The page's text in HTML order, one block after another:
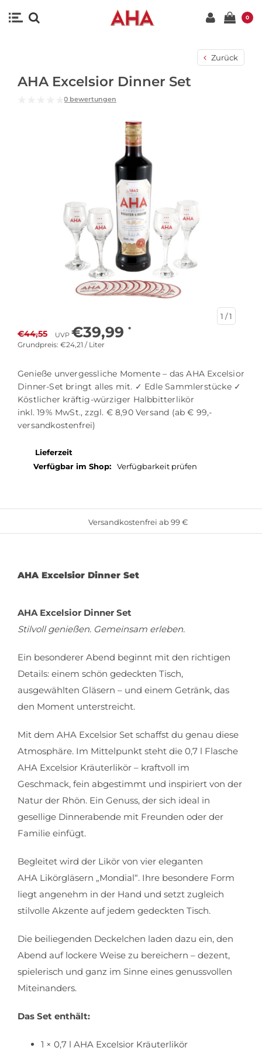
0
Zurück
AHA Excelsior Dinner Set
0 bewertungen
1 / 1
€44,55 UVP €39,99 *
Grundpreis: €24,21 / Liter
Genieße unvergessliche Momente – das AHA Excelsior
Dinner-Set bringt alles mit. ✓ Edle Sammlerstücke ✓
Köstlicher kräftig-würziger Halbbitterlikör
inkl. 19% MwSt., zzgl. € 8,90 Versand (ab € 99,-
versandkostenfrei)
Lieferzeit
Verfügbar im Shop:
Verfügbarkeit prüfen
Versandkostenfrei ab 99 €
AHA Excelsior Dinner Set
AHA Excelsior Dinner Set
Stilvoll genießen. Gemeinsam erleben.
Ein besonderer Abend beginnt mit den richtigen
Details: einem schön gedeckten Tisch,
ausgewählten Gläsern – und einem Getränk, das
den Moment unterstreicht.
Mit dem AHA Excelsior Set schaffst du genau diese
Atmosphäre. Im Mittelpunkt steht die 0,7 l Flasche
AHA Excelsior Kräuterlikör – kraftvoll im
Geschmack, fein abgestimmt und inspiriert von der
Natur der Rhön. Ein Genuss, der sich ideal in
gesellige Dinnerabende mit Freunden oder der
Familie einfügt.
Begleitet wird der Likör von vier eleganten
AHA Likörgläsern „Mondial“. Ihre besondere Form
liegt angenehm in der Hand und setzt zugleich
stilvolle Akzente auf jedem gedeckten Tisch.
Die beiliegenden Deckelchen laden dazu ein, den
Abend auf lockere Weise zu bereichern – dezent,
spielerisch und ganz im Sinne eines genussvollen
Miteinanders.
Das Set enthält:
1 × 0,7 l AHA Excelsior Kräuterlikör